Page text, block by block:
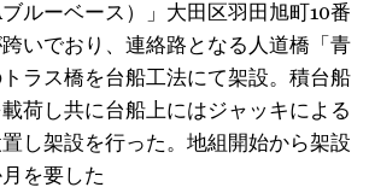
ルーベース）」大田区羽田旭町10番
いでおり、連絡路となる人道橋「青
ラス橋を台船工法にて架設。積台船
荷し共に台船上にはジャッキによる
し架設を行った。地組開始から架設
を要した